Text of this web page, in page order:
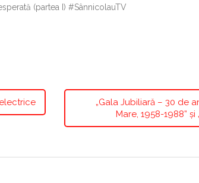
(partea I) #SânnicolauTV
„Gala Jubiliară – 30 de
Mare, 1958-1988”